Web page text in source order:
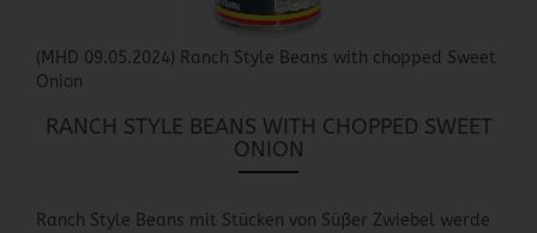
(MHD 09.05.2024) Ranch Style Beans with chopped Sweet
Onion
RANCH STYLE BEANS WITH CHOPPED SWEET
ONION
Ranch Style Beans mit Stücken von Süßer Zwiebel werde